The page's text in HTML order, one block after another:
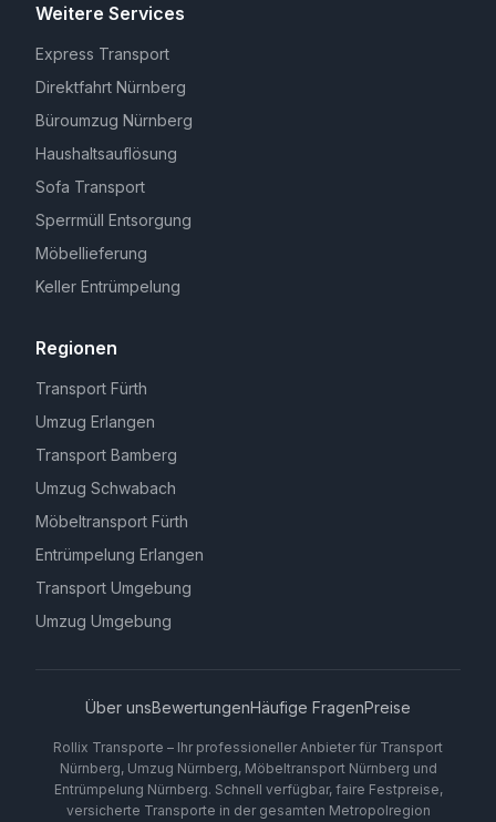
Weitere Services
Express Transport
Direktfahrt Nürnberg
Büroumzug Nürnberg
Haushaltsauflösung
Sofa Transport
Sperrmüll Entsorgung
Möbellieferung
Keller Entrümpelung
Regionen
Transport Fürth
Umzug Erlangen
Transport Bamberg
Umzug Schwabach
Möbeltransport Fürth
Entrümpelung Erlangen
Transport Umgebung
Umzug Umgebung
Über unsBewertungenHäufige FragenPreise
Rollix Transporte – Ihr professioneller Anbieter für Transport
Nürnberg, Umzug Nürnberg, Möbeltransport Nürnberg und
Entrümpelung Nürnberg. Schnell verfügbar, faire Festpreise,
versicherte Transporte in der gesamten Metropolregion